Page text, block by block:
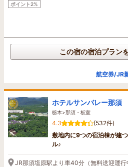
ポイント2%
この宿の宿泊プラン
航空券/JR
ホテルサンバレー那須
栃木>那須・板室
4.3
(532件)
敷地内に9つの宿泊棟が建
ル♪
JR那須塩原駅より車40分（無料送迎運